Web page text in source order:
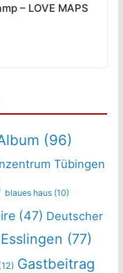
– LOVE MAPS
(96)
Tübingen
blaues haus(10)
(47) Deutscher
(77)
Gastbeitrag